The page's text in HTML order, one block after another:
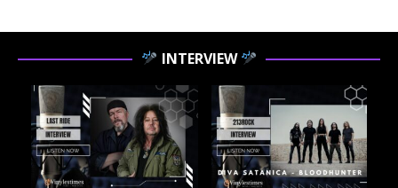
INTERVIEW